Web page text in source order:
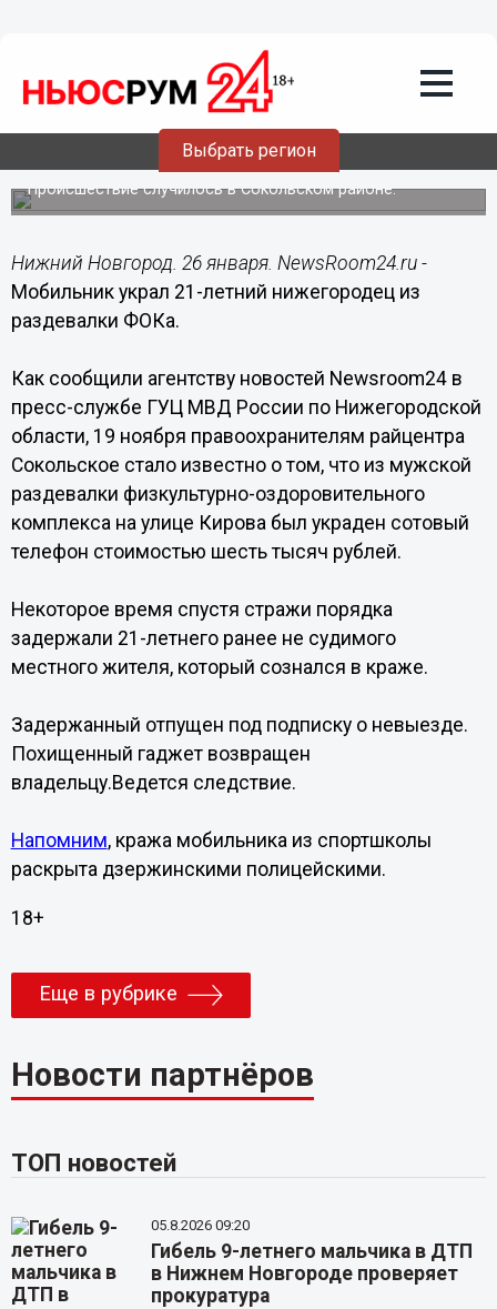
Выбрать регион
26.01.201609:16
Мобильник украл 21-летний
нижегородец из раздевалки ФОКа
Происшествие случилось в Сокольском районе.
Нижний Новгород. 26 января. NewsRoom24.ru -
Мобильник украл 21-летний нижегородец из
раздевалки ФОКа.
Как сообщили агентству новостей Newsroom24 в
пресс-службе ГУЦ МВД России по Нижегородской
области, 19 ноября правоохранителям райцентра
Сокольское стало известно о том, что из мужской
раздевалки физкультурно-оздоровительного
комплекса на улице Кирова был украден сотовый
телефон стоимостью шесть тысяч рублей.
Некоторое время спустя стражи порядка
задержали 21-летнего ранее не судимого
местного жителя, который сознался в краже.
Задержанный отпущен под подписку о невыезде.
Похищенный гаджет возвращен
владельцу.Ведется следствие.
Напомним, кража мобильника из спортшколы
раскрыта дзержинскими полицейскими.
18+
Еще в рубрике
Новости партнёров
ТОП новостей
05.8.2026 09:20
Гибель 9-летнего мальчика в ДТП
в Нижнем Новгороде проверяет
прокуратура